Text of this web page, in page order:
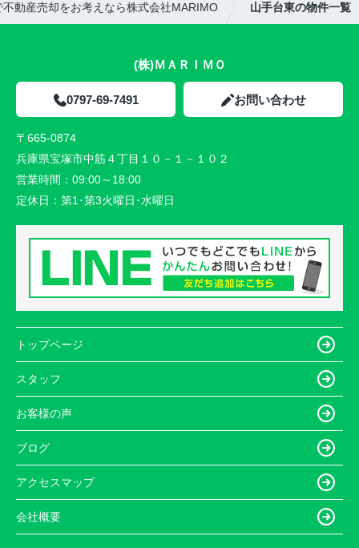
不動産売却をお考えなら株式会社MARIMO 山手台東の物件一覧
(株)ＭＡＲＩＭＯ
0797-69-7491 お問い合わせ
〒665-0874
兵庫県宝塚市中筋４丁目１０－１－１０２
営業時間： 09:00～18:00
定休日： 第1･第3火曜日･水曜日
トップページ
スタッフ
お客様の声
ブログ
アクセスマップ
会社概要